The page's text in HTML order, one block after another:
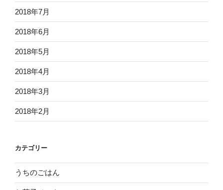
2018年7月
2018年6月
2018年5月
2018年4月
2018年3月
2018年2月
カテゴリー
うちのごはん